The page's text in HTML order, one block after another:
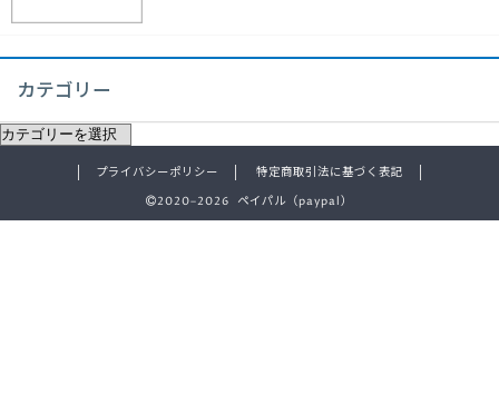
カテゴリー
プライバシーポリシー
特定商取引法に基づく表記
2020–2026 ペイパル（paypal）